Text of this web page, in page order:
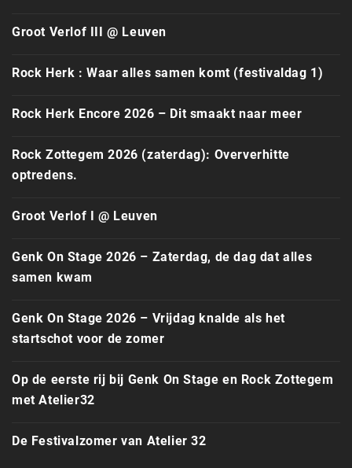
Groot Verlof III @ Leuven
Rock Herk : Waar alles samen komt (festivaldag 1)
Rock Herk Encore 2026 – Dit smaakt naar meer
Rock Zottegem 2026 (zaterdag): Oververhitte
optredens.
Groot Verlof I @ Leuven
Genk On Stage 2026 – Zaterdag, de dag dat alles
samen kwam
Genk On Stage 2026 – Vrijdag knalde als het
startschot voor de zomer
Op de eerste rij bij Genk On Stage en Rock Zottegem
met Atelier32
De Festivalzomer van Atelier 32